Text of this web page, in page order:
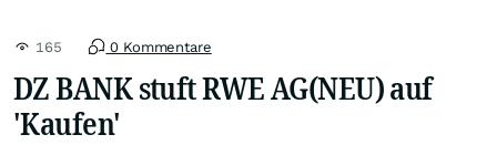
165 0 Kommentare
DZ BANK stuft RWE AG(NEU) auf
'Kaufen'